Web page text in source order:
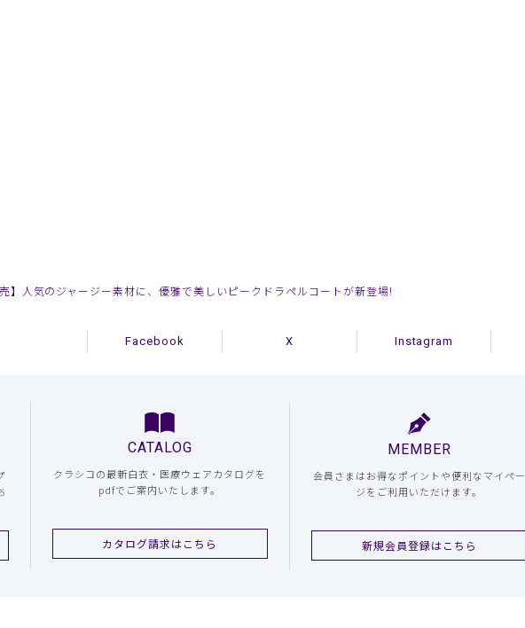
売】人気のジャージー素材に、優雅で美しいピークドラペルコートが新登場!
Facebook X Instagram
CATALOG
クラシコの最新白衣・医療ウェアカタログを
pdfでご案内いたします。
カタログ請求はこちら
MEMBER
会員さまはお得なポイントや便利なマイペー
ジをご利用いただけます。
新規会員登録はこちら